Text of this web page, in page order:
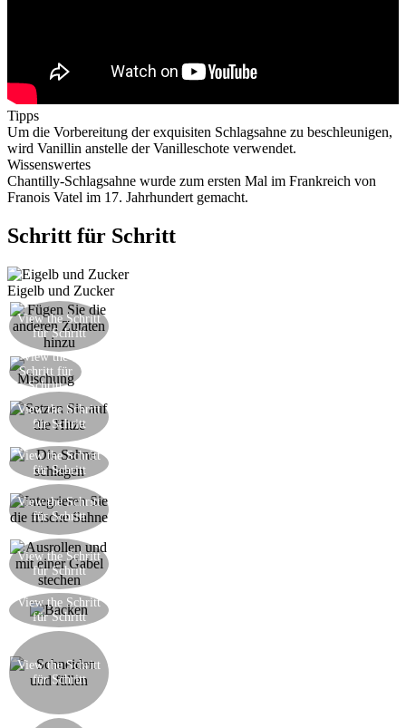
Tipps
Um die Vorbereitung der exquisiten Schlagsahne zu beschleunigen,
wird Vanillin anstelle der Vanilleschote verwendet.
Wissenswertes
Chantilly-Schlagsahne wurde zum ersten Mal im Frankreich von
Franois Vatel im 17. Jahrhundert gemacht.
Schritt für Schritt
Eigelb und Zucker
View the Schritt
für Schritt
View the
Schritt für
Schritt
View the Schritt
für Schritt
View the Schritt
für Schritt
View the Schritt
für Schritt
View the Schritt
für Schritt
View the Schritt
für Schritt
View the Schritt
für Schritt